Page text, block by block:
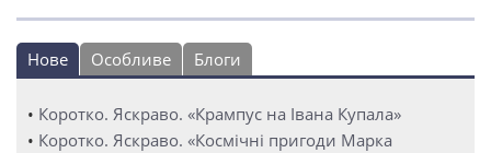
Нове Особливе Блоги
• Коротко. Яскраво. «Крампус на Івана Купала»
• Коротко. Яскраво. «Космічні пригоди Марка